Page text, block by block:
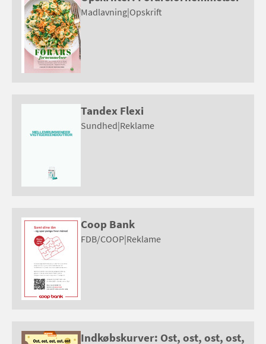
Madlavning|Opskrift
Tandex Flexi
Sundhed|Reklame
Coop Bank
FDB/COOP|Reklame
Indkøbskurver: Ost, ost, ost, ost,